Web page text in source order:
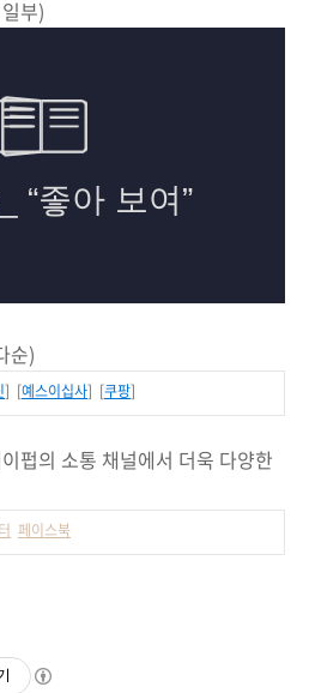
부)
순)
] [예스이십사] [쿠팡]
펍의 소통 채널에서 더욱 다양한
페이스북